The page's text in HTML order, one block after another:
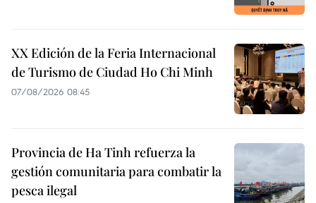
XX Edición de la Feria Internacional
de Turismo de Ciudad Ho Chi Minh
07/08/2026 08:45
Provincia de Ha Tinh refuerza la
gestión comunitaria para combatir la
pesca ilegal